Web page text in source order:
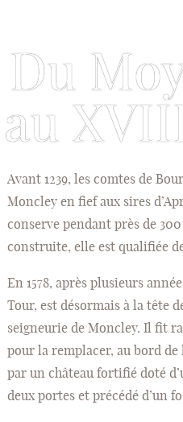
Du
au
Avant 1239, les comtes de
Moncley en fief aux sires
conserve pendant près de
construite, elle est qualifiée
En 1578, après plusieurs
Tour, est désormais à la tête
seigneurie de Moncley. Il fit
pour la remplacer, au bord
par un château fortifié doté
deux portes et précédé d’un